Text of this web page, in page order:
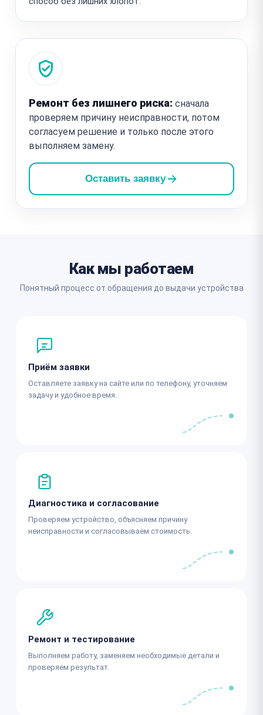
Ремонт без лишнего риска: сначала
проверяем причину неисправности, потом
согласуем решение и только после этого
выполняем замену.
Оставить заявку
Как мы работаем
Понятный процесс от обращения до выдачи устройства
Приём заявки
Оставляете заявку на сайте или по телефону, уточняем
задачу и удобное время.
Диагностика и согласование
Проверяем устройство, объясняем причину
неисправности и согласовываем стоимость.
Ремонт и тестирование
Выполняем работу, заменяем необходимые детали и
проверяем результат.